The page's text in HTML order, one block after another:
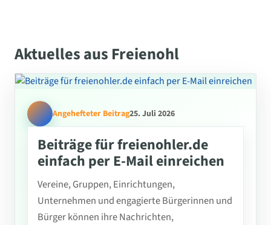
Aktuelles aus Freienohl
Angehefteter Beitrag25. Juli 2026
Beiträge für freienohler.de
einfach per E-Mail einreichen
Vereine, Gruppen, Einrichtungen,
Unternehmen und engagierte Bürgerinnen und
Bürger können ihre Nachrichten,